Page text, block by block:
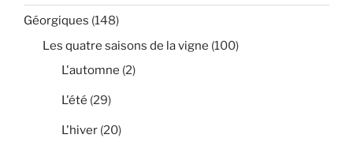
Géorgiques (148)
Les quatre saisons de la vigne (100)
L'automne (2)
L'été (29)
L'hiver (20)